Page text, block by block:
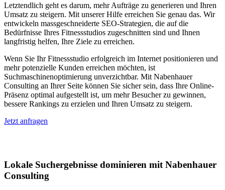
Letztendlich geht es darum, mehr Aufträge zu generieren und Ihren
Umsatz zu steigern. Mit unserer Hilfe erreichen Sie genau das. Wir
entwickeln massgeschneiderte SEO-Strategien, die auf die
Bedürfnisse Ihres Fitnessstudios zugeschnitten sind und Ihnen
langfristig helfen, Ihre Ziele zu erreichen.
Wenn Sie Ihr Fitnessstudio erfolgreich im Internet positionieren und
mehr potenzielle Kunden erreichen möchten, ist
Suchmaschinenoptimierung unverzichtbar. Mit Nabenhauer
Consulting an Ihrer Seite können Sie sicher sein, dass Ihre Online-
Präsenz optimal aufgestellt ist, um mehr Besucher zu gewinnen,
bessere Rankings zu erzielen und Ihren Umsatz zu steigern.
Jetzt anfragen
Lokale Suchergebnisse dominieren mit Nabenhauer
Consulting